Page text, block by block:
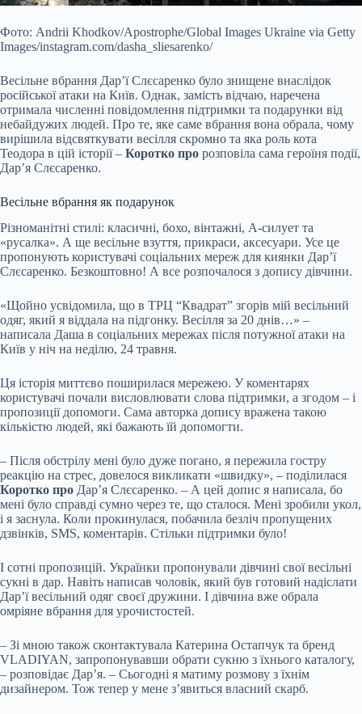
Фото: Andrii Khodkov/Apostrophe/Global Images Ukraine via Getty
Images/instagram.com/dasha_sliesarenko/
Весільне вбрання Дар’ї Слєсаренко було знищене внаслідок
російської атаки на Київ. Однак, замість відчаю, наречена
отримала численні повідомлення підтримки та подарунки від
небайдужих людей. Про те, яке саме вбрання вона обрала, чому
вирішила відсвяткувати весілля скромно та яка роль кота
Теодора в цій історії – Коротко про розповіла сама героїня події,
Дар’я Слєсаренко.
Весільне вбрання як подарунок
Різноманітні стилі: класичні, бохо, вінтажні, А-силует та
«русалка». А ще весільне взуття, прикраси, аксесуари. Усе це
пропонують користувачі соціальних мереж для киянки Дар’ї
Слєсаренко. Безкоштовно! А все розпочалося з допису дівчини.
«Щойно усвідомила, що в ТРЦ “Квадрат” згорів мій весільний
одяг, який я віддала на підгонку. Весілля за 20 днів…» –
написала Даша в соціальних мережах після потужної атаки на
Київ у ніч на неділю, 24 травня.
Ця історія миттєво поширилася мережею. У коментарях
користувачі почали висловлювати слова підтримки, а згодом – і
пропозиції допомоги. Сама авторка допису вражена такою
кількістю людей, які бажають їй допомогти.
– Після обстрілу мені було дуже погано, я пережила гостру
реакцію на стрес, довелося викликати «швидку», – поділилася
Коротко про Дар’я Слєсаренко. – А цей допис я написала, бо
мені було справді сумно через те, що сталося. Мені зробили укол,
і я заснула. Коли прокинулася, побачила безліч пропущених
дзвінків, SMS, коментарів. Стільки підтримки було!
І сотні пропозицій. Українки пропонували дівчині свої весільні
сукні в дар. Навіть написав чоловік, який був готовий надіслати
Дар’ї весільний одяг своєї дружини. І дівчина вже обрала
омріяне вбрання для урочистостей.
– Зі мною також сконтактувала Катерина Остапчук та бренд
VLADIYAN, запропонувавши обрати сукню з їхнього каталогу,
– розповідає Дар’я. – Сьогодні я матиму розмову з їхнім
дизайнером. Тож тепер у мене з’явиться власний скарб.